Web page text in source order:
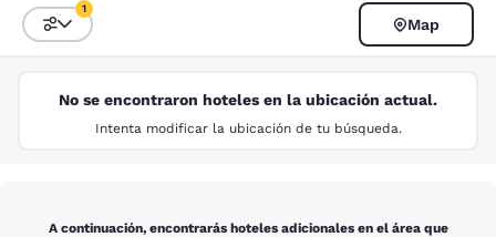
Ordenar y filtrar
1
Map
No se encontraron hoteles en la ubicación actual.
Intenta modificar la ubicación de tu búsqueda.
A continuación, encontrarás hoteles adicionales en el área que